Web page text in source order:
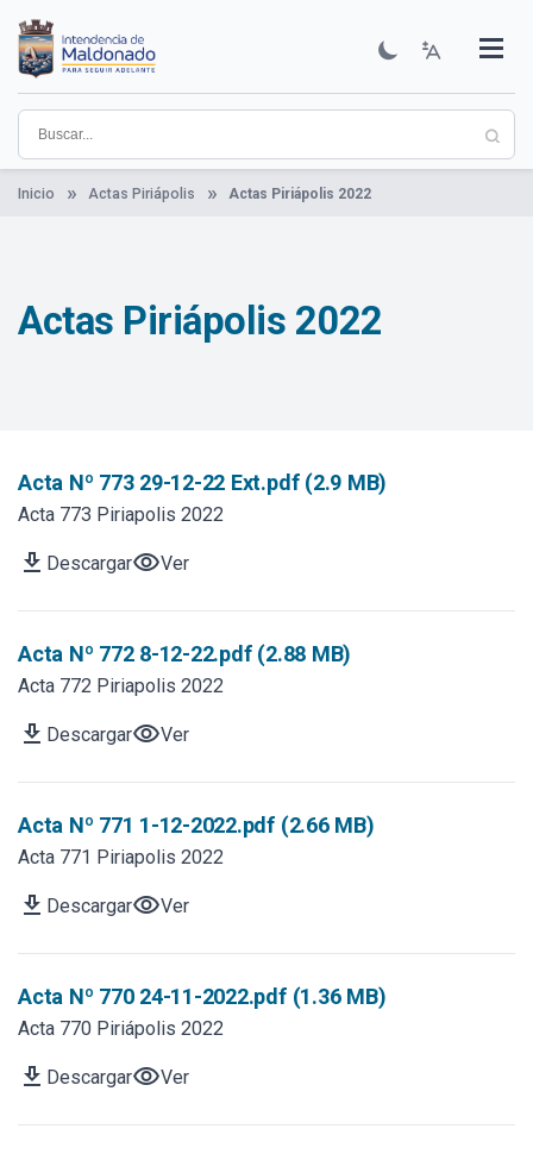
contenido
principal
Institucional
Municipios
Descubre Maldonado
Comunicación
Servicios
Guía De Trámites
Ver Noticias
Inicio Actas Piriápolis Actas Piriápolis 2022
Actas Piriápolis 2022
Acta Nº 773 29-12-22 Ext.pdf (2.9 MB)
Acta 773 Piriapolis 2022
download DescargarvisibilityVer
Acta Nº 772 8-12-22.pdf (2.88 MB)
Acta 772 Piriapolis 2022
download DescargarvisibilityVer
Acta Nº 771 1-12-2022.pdf (2.66 MB)
Acta 771 Piriapolis 2022
download DescargarvisibilityVer
Acta Nº 770 24-11-2022.pdf (1.36 MB)
Acta 770 Piriápolis 2022
download DescargarvisibilityVer